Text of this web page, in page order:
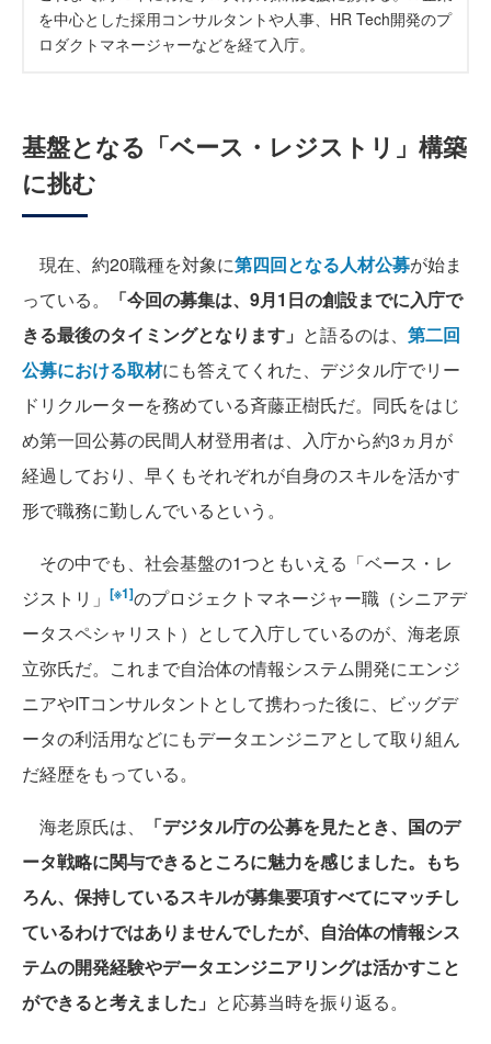
を中心とした採用コンサルタントや人事、HR Tech開発のプ
ロダクトマネージャーなどを経て入庁。
基盤となる「ベース・レジストリ」構築
に挑む
現在、約20職種を対象に第四回となる人材公募が始ま
っている。
「今回の募集は、9月1日の創設までに入庁で
きる最後のタイミングとなります」 と語るのは、 第二回
公募における取材にも答えてくれた、デジタル庁でリー
ドリクルーターを務めている斉藤正樹氏だ。同氏をはじ
め第一回公募の民間人材登用者は、入庁から約3ヵ月が
経過しており、早くもそれぞれが自身のスキルを活かす
形で職務に勤しんでいるという。
その中でも、社会基盤の1つともいえる「ベース・レ
ジストリ」 [※1]のプロジェクトマネージャー職（シニアデ
ータスペシャリスト）として入庁しているのが、海老原
立弥氏だ。これまで自治体の情報システム開発にエンジ
ニアやITコンサルタントとして携わった後に、ビッグデ
ータの利活用などにもデータエンジニアとして取り組ん
だ経歴をもっている。
海老原氏は、
「デジタル庁の公募を見たとき、国のデ
ータ戦略に関与できるところに魅力を感じました。もち
ろん、保持しているスキルが募集要項すべてにマッチし
ているわけではありませんでしたが、自治体の情報シス
テムの開発経験やデータエンジニアリングは活かすこと
ができると考えました」 と応募当時を振り返る。